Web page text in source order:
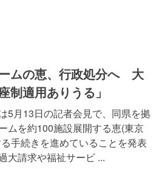
ムの恵、行政処分へ 大
制適用ありうる」
5月13日の記者会見で、同県を拠
ムを約100施設展開する恵(東京
手続きを進めていることを発表
大請求や福祉サービ ...